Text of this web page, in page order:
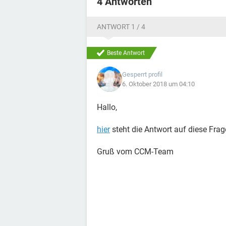
ANTWORT 1 / 4
Beste Antwort
Gesperrt profil
6. Oktober 2018 um 04:10
Hallo,
hiersteht die Antwort auf diese
Gruß vom CCM-Team